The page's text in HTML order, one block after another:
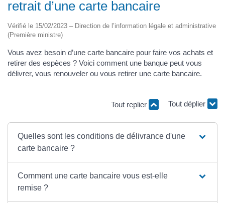
retrait d’une carte bancaire
Vérifié le 15/02/2023 – Direction de l’information légale et administrative
(Première ministre)
Vous avez besoin d’une carte bancaire pour faire vos achats et
retirer des espèces ? Voici comment une banque peut vous
délivrer, vous renouveler ou vous retirer une carte bancaire.
Tout replier Tout déplier
Quelles sont les conditions de délivrance d'une
carte bancaire ?
Comment une carte bancaire vous est-elle
remise ?